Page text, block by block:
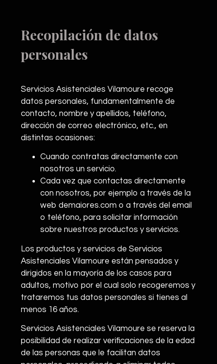
Recopilación de datos
personales
Servicios Asistenciales Vilamoure recoge
datos personales, fundamentalmente de
contacto, nombre y apellidos, teléfono,
dirección de correo electrónico, etc., en
distintas ocasiones:
Cuando contratas directamente con
nosotros un servicio.
Cada vez que contactas directamente
con nosotros, por ejemplo a través de la
web demaiores.com o a través del email
o teléfono, para solicitar información
sobre nuestros productos y servicios.
Los productos y servicios de Servicios
Asistenciales Vilamoure están pensados y
dirigidos en la mayoría de los casos para
adultos, motivo por el cual solo recogeremos y
trataremos tus datos personales si tienes al
menos 16 años.
Servicios Asistenciales Vilamoure se reserva la
posibilidad de realizar verificaciones de la edad
de las personas que le facilitan datos